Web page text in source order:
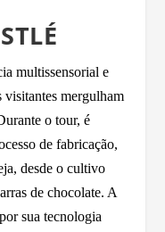
multissensorial e
visitantes mergulham
o tour, é
de fabricação,
desde o cultivo
de chocolate. A
sua tecnologia